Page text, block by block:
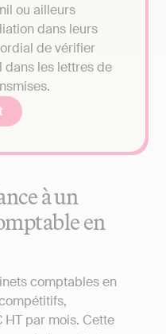
ou ailleurs
dans leurs
de vérifier
dans les lettres de
à un
en
comptables en
par mois. Cette